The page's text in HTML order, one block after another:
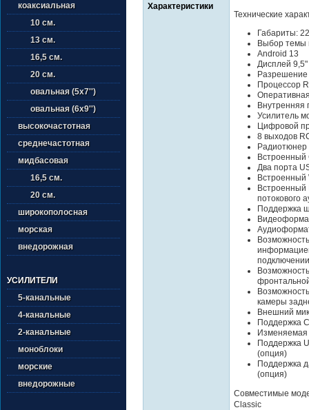
коаксиальная
10 см.
13 см.
16,5 см.
20 см.
овальная (5х7'')
овальная (6х9'')
высокочастотная
среднечастотная
мидбасовая
16,5 см.
20 см.
широкополосная
морская
внедорожная
УСИЛИТЕЛИ
5-канальные
4-канальные
2-канальные
моноблоки
морские
внедорожные
Характеристики
Технические
Габариты:
Выбор темы
Android 13
Дисплей
Процессор
Внутренняя
Усилитель
Цифровой
8 выходов
Радиотюнер
Встроенный
Два порта
Встроенный
Встроенный
потокового
Поддержка
камеры
Внешний
Поддержка
Изменяемая
Поддержка
(опция)
Поддержка
(опция)
Совместимые
Classic